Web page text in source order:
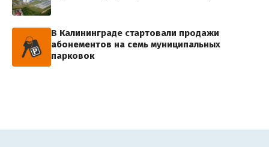
В Калининграде стартовали продажи
абонементов на семь муниципальных
парковок